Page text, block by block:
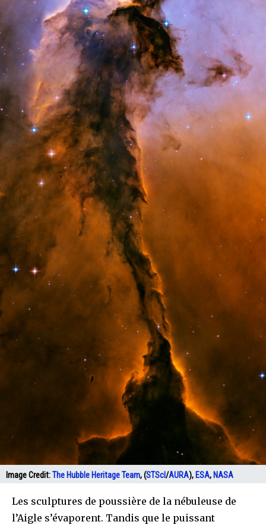
Image Credit:The Hubble Heritage Team, (STScI/AURA), ESA, NASA
Les sculptures de poussière de la nébuleuse de
l’Aigle s’évaporent. Tandis que le puissant